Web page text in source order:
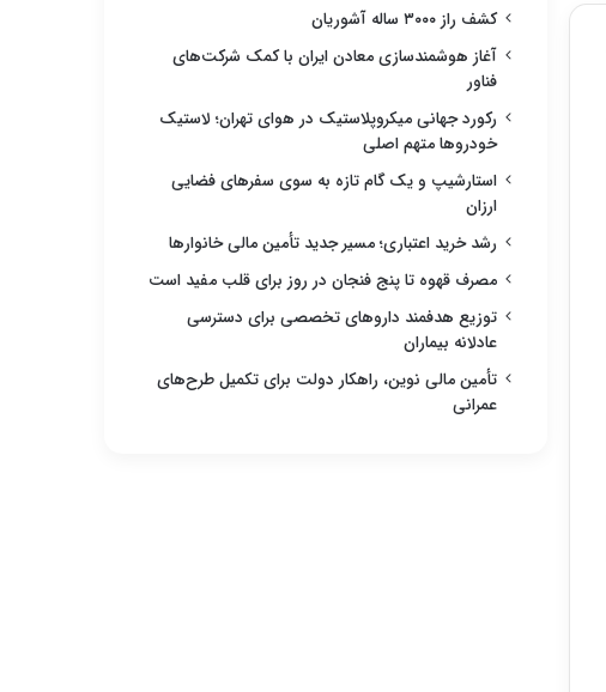
کشف راز ۳۰۰۰ ساله آشوریان
آغاز هوشمندسازی معادن ایران با کمک شرکت‌های
فناور
رکورد جهانی میکروپلاستیک در هوای تهران؛ لاستیک
خودروها متهم اصلی
استارشیپ و یک گام تازه به سوی سفرهای فضایی
ارزان
رشد خرید اعتباری؛ مسیر جدید تأمین مالی خانوارها
مصرف قهوه تا پنج فنجان در روز برای قلب مفید است
توزیع هدفمند داروهای تخصصی برای دسترسی
عادلانه بیماران
تأمین مالی نوین، راهکار دولت برای تکمیل طرح‌های
عمرانی